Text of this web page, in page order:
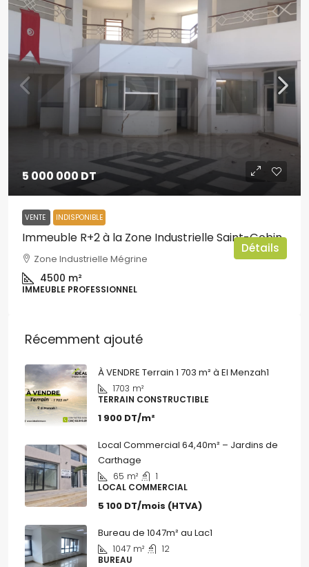
5 000 000 DT
VENTE INDISPONIBLE
Immeuble R+2 à la Zone Industrielle Saint-Gobin
Zone Industrielle Mégrine
4500 m²
IMMEUBLE PROFESSIONNEL
Détails
Récemment ajouté
À VENDRE Terrain 1 703 m² à El Menzah1
1703 m²
TERRAIN CONSTRUCTIBLE
1 900 DT/m²
Local Commercial 64,40m² – Jardins de
Carthage
65 m²
1
LOCAL COMMERCIAL
5 100 DT/mois (HTVA)
Bureau de 1047m² au Lac1
1047 m²
12
BUREAU